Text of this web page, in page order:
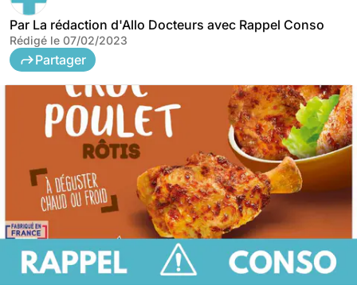
Par La rédaction d'Allo Docteurs avec Rappel Conso
Rédigé le 07/02/2023
Partager